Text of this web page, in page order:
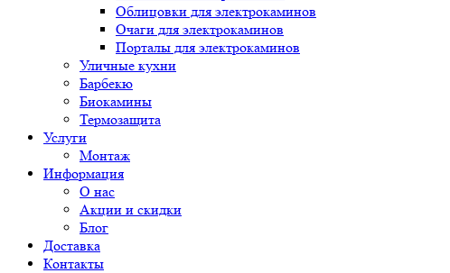
Облицовки для электрокаминов
Очаги для электрокаминов
Порталы для электрокаминов
Уличные кухни
Барбекю
Биокамины
Термозащита
Услуги
Монтаж
Информация
О нас
Акции и скидки
Блог
Доставка
Контакты